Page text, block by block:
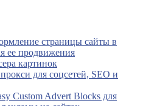
страницы сайты в
ее продвижения
картинок
для соцсетей, SEO и
Custom Advert Blocks для